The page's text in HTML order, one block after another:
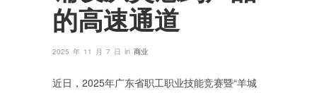
的高速通道
2025 年 11 月 7 日 in 商业
近日，2025年广东省职工职业技能竞赛暨“羊城